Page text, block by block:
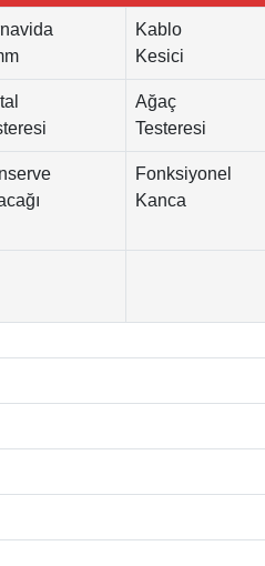
Kablo
Kesici
Ağaç
Testeresi
Fonksiyonel
Kanca